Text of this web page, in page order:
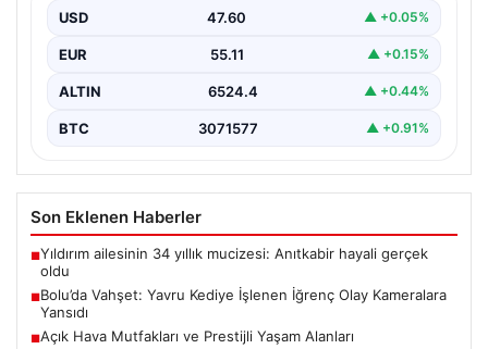
günlerde meydana gelen korkutucu olay, bölgedeki
sakinleri derinden sarstı. Elektrikli…
USD 47.60 ▲ +0.05%
EUR 55.11 ▲ +0.15%
ALTIN 6524.4 ▲ +0.44%
BTC 3071577 ▲ +0.91%
Son Eklenen Haberler
■Yıldırım ailesinin 34 yıllık mucizesi: Anıtkabir hayali gerçek
oldu
■Bolu’da Vahşet: Yavru Kediye İşlenen İğrenç Olay Kameralara
Yansıdı
■Açık Hava Mutfakları ve Prestijli Yaşam Alanları